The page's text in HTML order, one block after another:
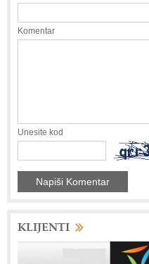
Komentar
Unesite kod
KLIJENTI